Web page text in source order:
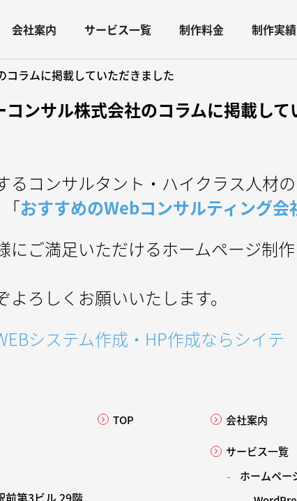
会社案内 サービス一覧 制作料金 制作実績
コラムに掲載していただきました
コンサル株式会社のコラムに掲載して
るコンサルタント・ハイクラス人材
おすすめのWebコンサルティング会
にご満足いただけるホームページ制
ろしくお願いいたします。
システム作成・HP作成ならシイテ
前第3ビル 29階
TOP 会社案内
サービス一覧
ホームペー